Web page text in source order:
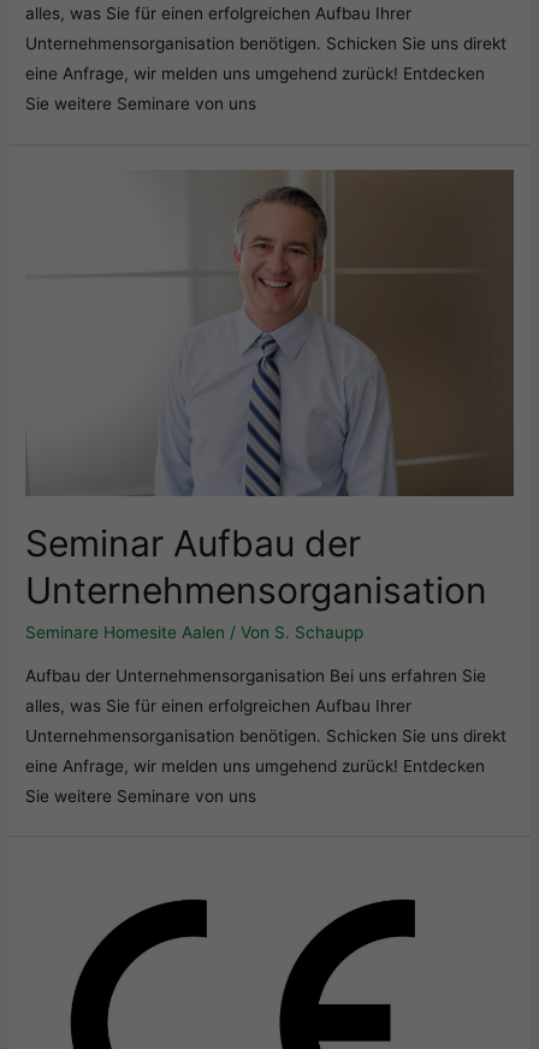
alles, was Sie für einen erfolgreichen Aufbau Ihrer
Unternehmensorganisation benötigen. Schicken Sie uns direkt
eine Anfrage, wir melden uns umgehend zurück! Entdecken
Sie weitere Seminare von uns
Seminar Aufbau der
Unternehmensorganisation
Seminare Homesite Aalen / Von S. Schaupp
Aufbau der Unternehmensorganisation Bei uns erfahren Sie
alles, was Sie für einen erfolgreichen Aufbau Ihrer
Unternehmensorganisation benötigen. Schicken Sie uns direkt
eine Anfrage, wir melden uns umgehend zurück! Entdecken
Sie weitere Seminare von uns